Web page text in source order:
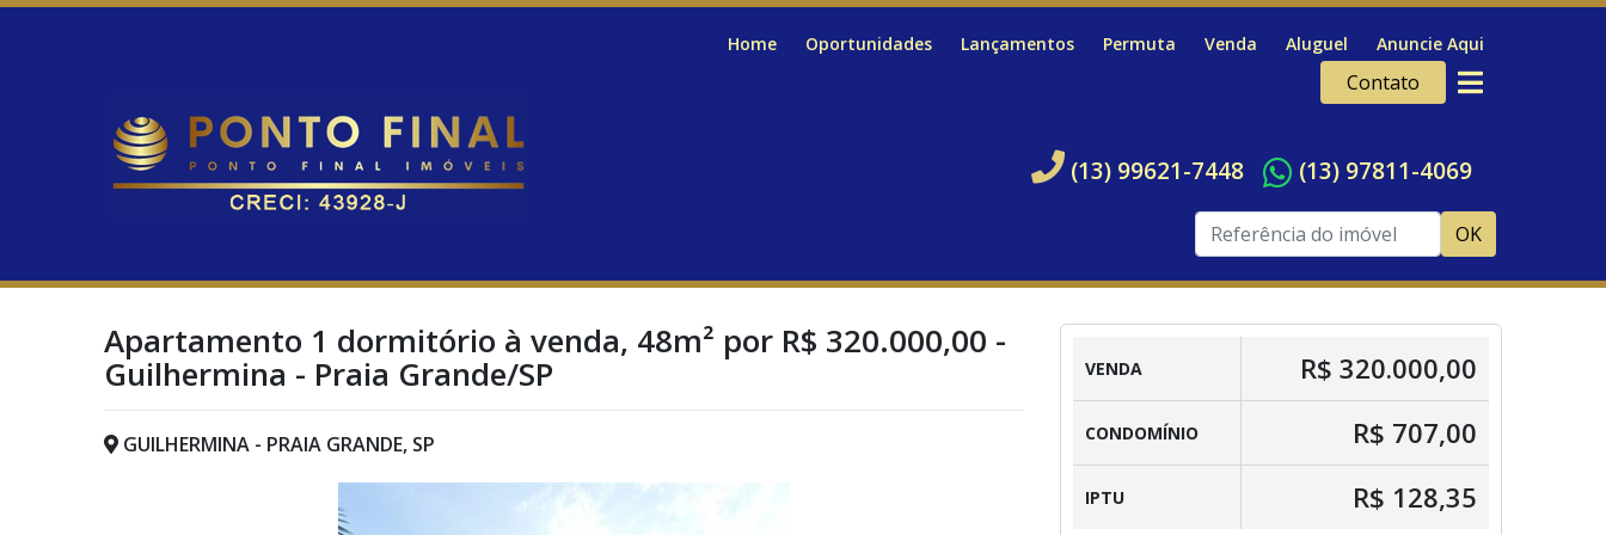
Home Oportunidades Lançamentos Permuta Venda Aluguel Anuncie Aqui
Contato
(13) 99621-7448 (13) 97811-4069
OK
Apartamento 1 dormitório à venda, 48m² por R$ 320.000,00 -
Guilhermina - Praia Grande/SP
GUILHERMINA - PRAIA GRANDE, SP
VENDA R$ 320.000,00
CONDOMÍNIO R$ 707,00
IPTU R$ 128,35